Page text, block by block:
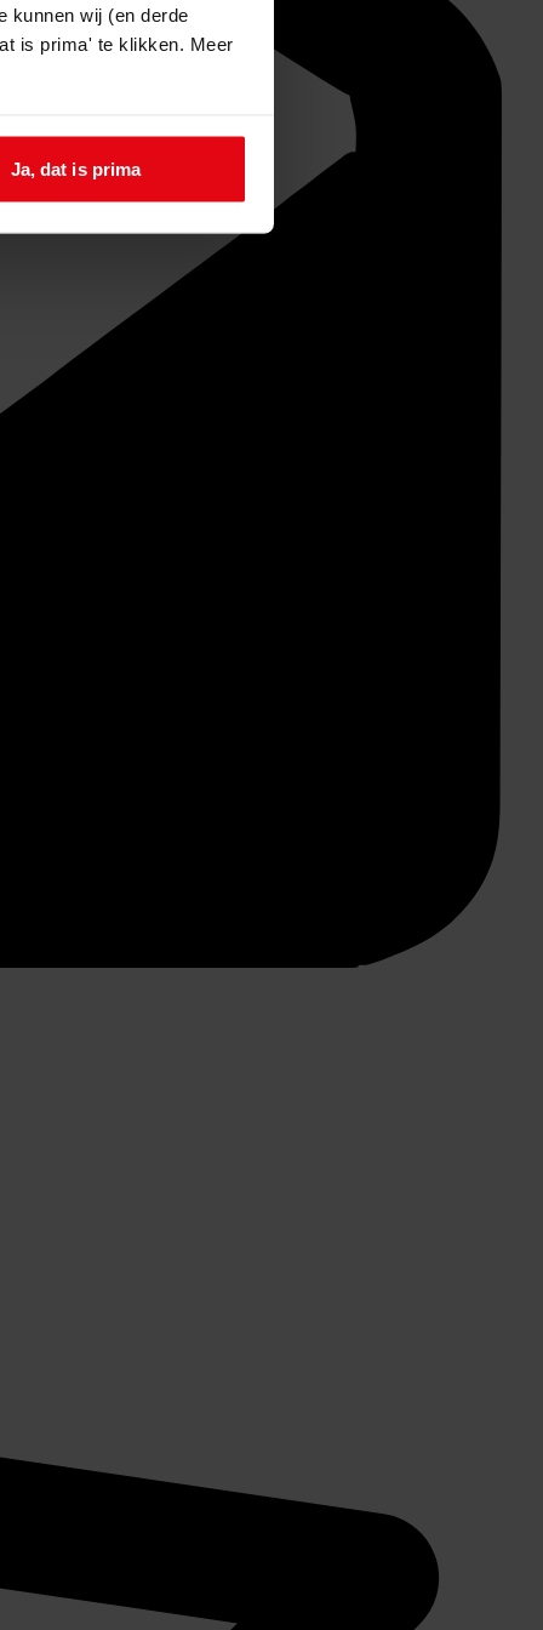
kunnen wij (en derde
is prima' te klikken. Meer
Ja, dat is prima